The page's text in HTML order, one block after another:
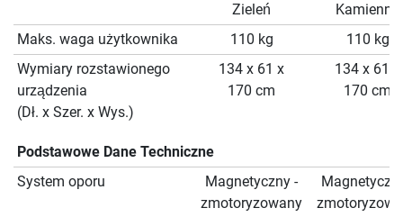
Zieleń
Kamienny
Maks. waga użytkownika
110 kg
110 kg
Wymiary rozstawionego
urządzenia
(Dł. x Szer. x Wys.)
134 x 61 x
170 cm
134 x 61 x
170 cm
Podstawowe Dane Techniczne
System oporu
Magnetyczny -
zmotoryzowany